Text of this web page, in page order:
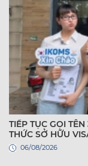
TIẾP TỤC GỌI
THỨC SỞ HỮU
06/08/2026